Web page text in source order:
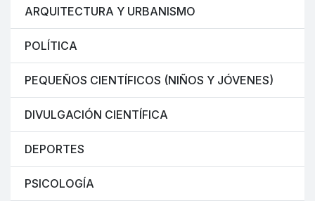
ARQUITECTURA Y URBANISMO
POLÍTICA
PEQUEÑOS CIENTÍFICOS (NIÑOS Y JÓVENES)
DIVULGACIÓN CIENTÍFICA
DEPORTES
PSICOLOGÍA